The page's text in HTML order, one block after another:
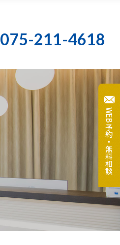
075-211-4618
大人のための予防歯科
WEB予約・無料相談